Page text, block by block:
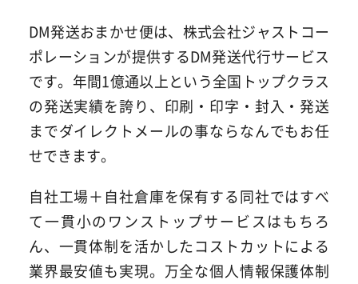
DM発送おまかせ便は、株式会社ジャストコー
ポレーションが提供するDM発送代行サービス
です。年間1億通以上という全国トップクラス
の発送実績を誇り、印刷・印字・封入・発送
までダイレクトメールの事ならなんでもお任
せできます。
自社工場＋自社倉庫を保有する同社ではすべ
て一貫小のワンストップサービスはもちろ
ん、一貫体制を活かしたコストカットによる
業界最安値も実現。万全な個人情報保護体制